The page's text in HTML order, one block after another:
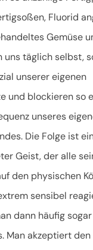
Fluorid
Gemüse
uns täglich selbst,
unserer eigenen
und blockieren so
unseres
Die Folge ist
Geist, der alle
den physischen
sensibel
dann häufig
Man akzeptiert